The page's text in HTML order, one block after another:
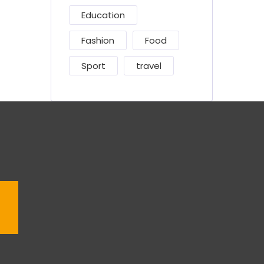
Education
Fashion Food
Sport travel